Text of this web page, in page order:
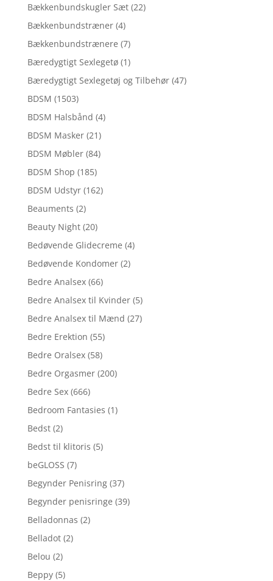
Bækkenbundskugler Sæt (22)
Bækkenbundstræner (4)
Bækkenbundstrænere (7)
Bæredygtigt Sexlegetø (1)
Bæredygtigt Sexlegetøj og Tilbehør (47)
BDSM (1503)
BDSM Halsbånd (4)
BDSM Masker (21)
BDSM Møbler (84)
BDSM Shop (185)
BDSM Udstyr (162)
Beauments (2)
Beauty Night (20)
Bedøvende Glidecreme (4)
Bedøvende Kondomer (2)
Bedre Analsex (66)
Bedre Analsex til Kvinder (5)
Bedre Analsex til Mænd (27)
Bedre Erektion (55)
Bedre Oralsex (58)
Bedre Orgasmer (200)
Bedre Sex (666)
Bedroom Fantasies (1)
Bedst (2)
Bedst til klitoris (5)
beGLOSS (7)
Begynder Penisring (37)
Begynder penisringe (39)
Belladonnas (2)
Belladot (2)
Belou (2)
Beppy (5)